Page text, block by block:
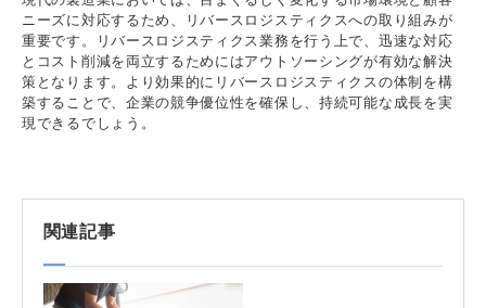
ニーズに対応するため、リバースロジスティクスへの取り組みが
重要です。リバースロジスティクス業務を行う上で、迅速な対応
とコスト削減を両立するためにはアウトソーシングが有効な解決
策となります。より効果的にリバースロジスティクスの体制を構
築することで、企業の競争優位性を確保し、持続可能な成長を実
現できるでしょう。
関連記事